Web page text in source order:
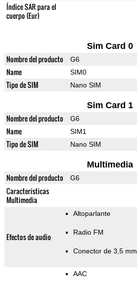
Índice SAR para el
cuerpo (Eur)
Sim Card 0
Nombre del producto G6
Name SIM0
Tipo de SIM Nano SIM
Sim Card 1
Nombre del producto G6
Name SIM1
Tipo de SIM Nano SIM
Multimedia
Nombre del producto G6
Características
Multimedia
Efectos de audio
Altoparlante
Radio FM
Conector de 3,5 mm
AAC